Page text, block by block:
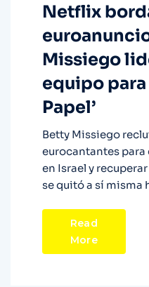
Netflix
Missiego
equipo para
Papel’
Betty Missiego
eurocantantes
en Israel y
se quitó a sí misma
Read
More